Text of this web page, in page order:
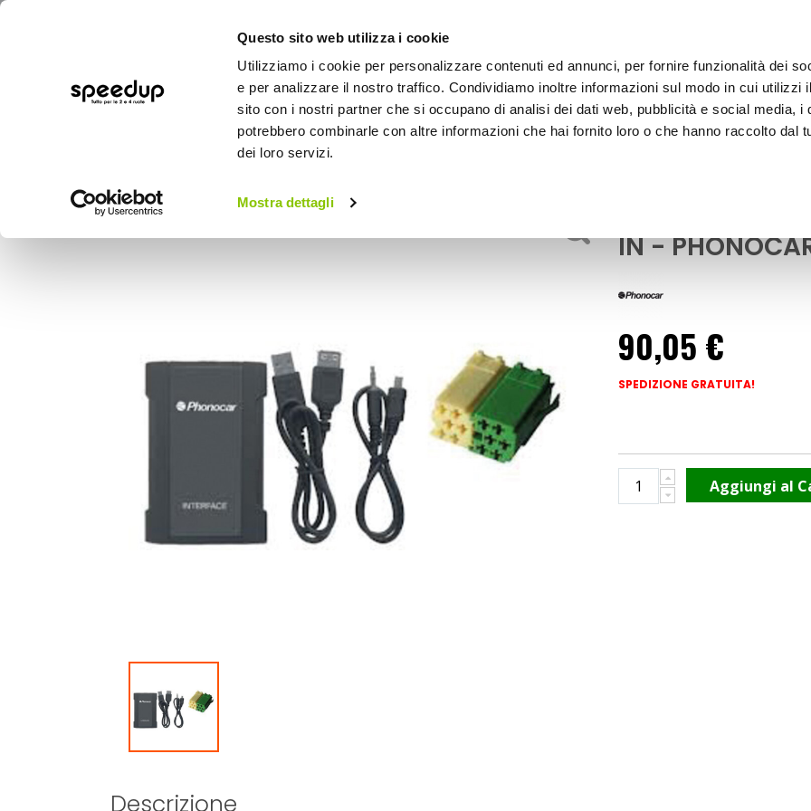
Questo sito web utilizza i cookie
Utilizziamo i cookie per personalizzare contenuti ed annunci, per fornire funzionalità dei
e per analizzare il nostro traffico. Condividiamo inoltre informazioni sul modo in cui utilizzi
sito con i nostri partner che si occupano di analisi dei dati web, pubblicità e social media, i
potrebbero combinarle con altre informazioni che hai fornito loro o che hanno raccolto dal
dei loro servizi.
Mostra dettagli
BICI OUTDOOR
Home
IN -
90,05 €
SPEDIZIONE GRATUITA!
Aggiungi al
Descrizione